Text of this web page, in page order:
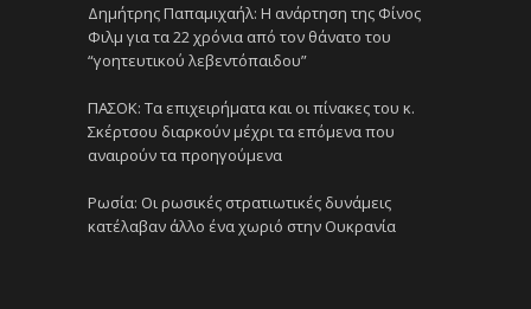
Δημήτρης Παπαμιχαήλ: Η ανάρτηση της Φίνος
Φιλμ για τα 22 χρόνια από τον θάνατο του
“γοητευτικού λεβεντόπαιδου”
ΠΑΣΟΚ: Τα επιχειρήματα και οι πίνακες του κ.
Σκέρτσου διαρκούν μέχρι τα επόμενα που
αναιρούν τα προηγούμενα
Ρωσία: Οι ρωσικές στρατιωτικές δυνάμεις
κατέλαβαν άλλο ένα χωριό στην Ουκρανία